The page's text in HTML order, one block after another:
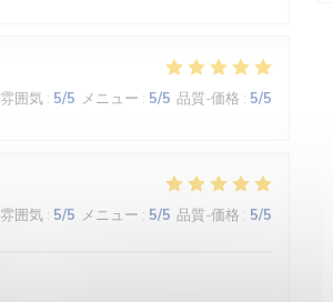
雰囲気 : 5/5 メニュー : 5/5 品質-価格 : 5/5
雰囲気 : 5/5 メニュー : 5/5 品質-価格 : 5/5